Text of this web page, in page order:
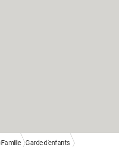
Famille Garde d'enfants